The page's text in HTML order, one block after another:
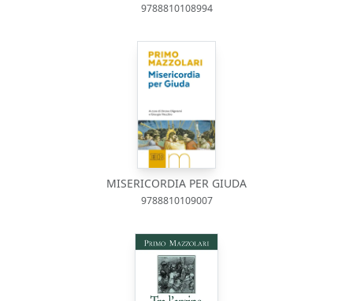
9788810108994
MISERICORDIA PER GIUDA
9788810109007